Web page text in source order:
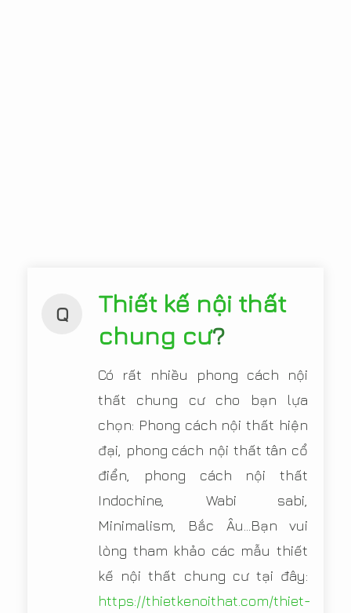
Q
Thiết kế nội thất
chung cư?
Có rất nhiều phong cách nội
thất chung cư cho bạn lựa
chọn: Phong cách nội thất hiện
đại, phong cách nội thất tân cổ
điển, phong cách nội thất
Indochine, Wabi sabi,
Minimalism, Bắc Âu...Bạn vui
lòng tham khảo các mẫu thiết
kế nội thất chung cư tại đây:
https://thietkenoithat.com/thiet-